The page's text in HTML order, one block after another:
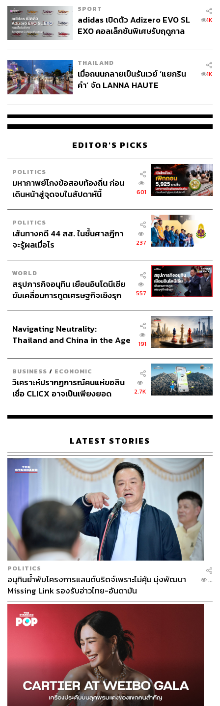
คำชมจากฮีโร่และรอยเท้าที่เขาอยากเดินตาม
ชื่อของอาร์โนลด์อาจไม่ได้ถึงขั้นเป็น ‘วันเดอร์คิด’ ที่
เขาไม่ใช่นักเตะในตำแหน่งกองหน้า หรือหมายเลข 10 ที่มี
ลีลาการเล่นหวือหวาน่าติดตาม
แต่เขามีบางสิ่งที่ทำให้คนอย่าง สตีเวน เจอร์ราร์ด อดีตกัปตัน
ความสนใจถึงขั้นเขียนชื่นชมถึงในหนังสืออัตชีวประวัติของ
ตัวเองเมื่อปี 2015
“เทรนต์ อาร์โนลด์ มีโอกาสสูงมากที่จะก้าวขึ้นมาเป็นนัก
ฟุตบอลระดับท็อป” บันทึกของเจอร์ราร์ดถึงไอ้หนูคนนี้ “เขา
อาจจะดูเก้งก้าง แต่ก็ดูดี และมีคุณสมบัติทุกอย่างที่จำเป็น”
ของรูปร่าง ฝีเท้า หรือเรื่องของการที่สามารถเล่นได้หลาย
ตำแหน่ง ไม่ว่าจะเป็น ‘หมายเลข 6’ (คำเปรียบเทียบถึง
ตำแหน่งกองกลางตัวรับ) หรือตำแหน่งอื่นๆ ที่สามารถส่งเขา
ลงเล่นได้ทุกที่
สิ่งสำคัญที่สุดที่เจอร์ราร์ดต้องการชมเชยคือ ‘ทัศนคติ’ ซึ่งเป็น
สิ่งที่สำคัญอย่างมากสำหรับนักฟุตบอลอาชีพ
ไม่นับการที่อาร์โนลด์นับถือ ‘สตีวี-จี’ เป็นไอดอล และพยายาม
เล่นเลียนแบบเขาทุกครั้งเวลาเตะฟุตบอลเล่นกับเพื่อนๆ ใน
สวน
ในความเป็นเด็กอคาเดมี อาร์โนลด์เคยมีโอกาสได้ถ่ายรูปคู่
กับเจอร์ราร์ดอย่างใกล้ชิด (ไม่นับการเป็นมาสคอตเดินนำทีม
ลงสนามก็เคยมาแล้ว)
ลงสนามเคียงข้างกับฮีโร่ตัวจริง
หลังจากที่เริ่มได้รับการเรียกตัวมาซ้อมและลงสนามกับทีมชุด
ใหญ่บ้าง ตั้งแต่ยุคของ เบรนแดน ร็อดเจอร์ส ผู้จัดการทีมคน
ก่อนหน้า อาร์โนลด์ก็กลายเป็นหนึ่งในกลุ่มดาวรุ่งที่อยู่ใน
สายตาของผู้จัดการทีมเสมอ โดยเฉพาะคนที่พร้อมมอบ
โอกาสให้อย่าง เจอร์เกน คลอปป์
ท่ามกลางโอกาสที่ได้รับจากเจ้านาย ไม่มีวันไหนจะสำคัญกับ
เขามากไปกว่านัดกระชับมิตรพิเศษที่จัดขึ้นเป็นการส่งท้าย
ฤดูกาล 2016/17 เมื่อเขาได้รับการเรียกตัวให้เดินทางทัวร์ไป
กับทีมที่ซิดนีย์ ประเทศออสเตรเลีย ในเกมที่มีผู้ชมเข้ามาเต็ม
ความจุสนามกว่า 73,000 คน
SPORT
adidas เปิดตัว Adizero EVO SL
EXO คอลเล็กชันพิเศษรับฤดูกาล
1K
THAILAND
เมื่อถนนกลายเป็นรันเวย์ ‘แยกริน
คำ’ จัด LANNA HAUTE
1K
EDITOR'S PICKS
POLITICS
มหากาพย์โกงข้อสอบท้องถิ่น ก่อน
เดินหน้าสู่จุดจบในสัปดาห์นี้
601
POLITICS
เส้นทางคดี 44 สส. ในชั้นศาลฎีกา
จะรู้ผลเมื่อไร
237
WORLD
สรุปภารกิจอนุทิน เยือนอินโดนีเซีย
ขับเคลื่อนการทูตเศรษฐกิจเชิงรุก
557
Navigating Neutrality:
Thailand and China in the Age
191
BUSINESS / ECONOMIC
วิเคราะห์ปรากฏการณ์คนแห่ขอสิน
เชื่อ CLICX อาจเป็นเพียงยอด
เรือนไทยที่ถูกซุกไว้
2.7K
LATEST STORIES
POLITICS
อนุทินย้ำพับโครงการแลนด์บริดจ์เพราะไม่คุ้ม มุ่งพัฒนา
Missing Link รองรับอ่าวไทย-อันดามัน
...